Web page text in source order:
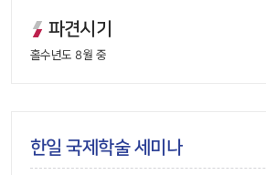
파견시기
홀수년도 8월 중
한일 국제학술 세미나